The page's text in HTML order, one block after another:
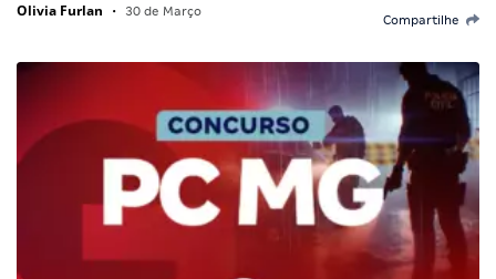
Olivia Furlan • 30 de Março
Compartilhe